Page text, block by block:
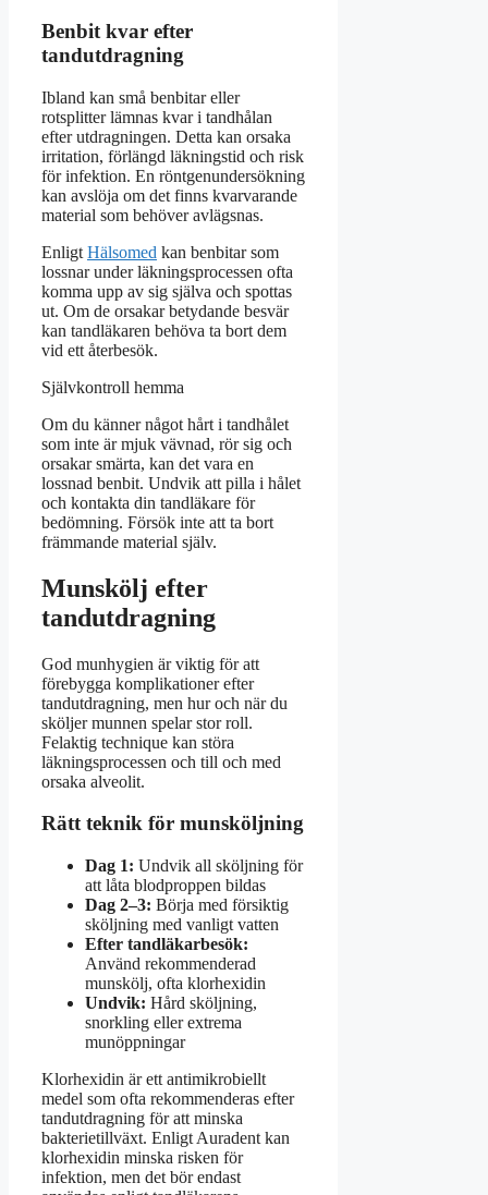
Benbit kvar efter
tandutdragning
Ibland kan små benbitar eller
rotsplitter lämnas kvar i tandhålan
efter utdragningen. Detta kan orsaka
irritation, förlängd läkningstid och risk
för infektion. En röntgenundersökning
kan avslöja om det finns kvarvarande
material som behöver avlägsnas.
Enligt Hälsomed kan benbitar som
lossnar under läkningsprocessen ofta
komma upp av sig själva och spottas
ut. Om de orsakar betydande besvär
kan tandläkaren behöva ta bort dem
vid ett återbesök.
Självkontroll hemma
Om du känner något hårt i tandhålet
som inte är mjuk vävnad, rör sig och
orsakar smärta, kan det vara en
lossnad benbit. Undvik att pilla i hålet
och kontakta din tandläkare för
bedömning. Försök inte att ta bort
främmande material själv.
Munskölj efter
tandutdragning
God munhygien är viktig för att
förebygga komplikationer efter
tandutdragning, men hur och när du
sköljer munnen spelar stor roll.
Felaktig technique kan störa
läkningsprocessen och till och med
orsaka alveolit.
Rätt teknik för munsköljning
Dag 1: Undvik all sköljning för
att låta blodproppen bildas
Dag 2–3: Börja med försiktig
sköljning med vanligt vatten
Efter tandläkarbesök:
Använd rekommenderad
munskölj, ofta klorhexidin
Undvik: Hård sköljning,
snorkling eller extrema
munöppningar
Klorhexidin är ett antimikrobiellt
medel som ofta rekommenderas efter
tandutdragning för att minska
bakterietillväxt. Enligt Auradent kan
klorhexidin minska risken för
infektion, men det bör endast